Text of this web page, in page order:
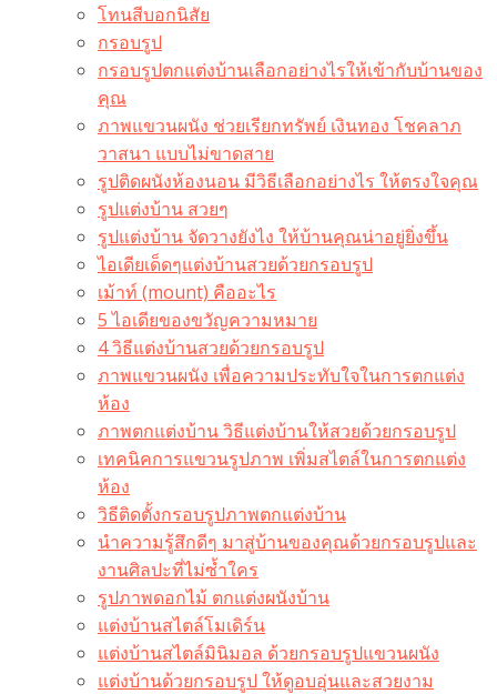
โทนสีบอกนิสัย
กรอบรูป
กรอบรูปตกแต่งบ้านเลือกอย่างไรให้เข้ากับบ้านของ
คุณ
ภาพแขวนผนัง ช่วยเรียกทรัพย์ เงินทอง โชคลาภ
วาสนา แบบไม่ขาดสาย
รูปติดผนังห้องนอน มีวิธีเลือกอย่างไร ให้ตรงใจคุณ
รูปแต่งบ้าน สวยๆ
รูปแต่งบ้าน จัดวางยังไง ให้บ้านคุณน่าอยู่ยิ่งขึ้น
ไอเดียเด็ดๆแต่งบ้านสวยด้วยกรอบรูป
เม้าท์ (mount) คืออะไร​
5 ไอเดียของขวัญความหมาย
4 วิธีแต่งบ้านสวยด้วยกรอบรูป
ภาพแขวนผนัง เพื่อความประทับใจในการตกแต่ง
ห้อง
ภาพตกแต่งบ้าน วิธีแต่งบ้านให้สวยด้วยกรอบรูป
เทคนิคการแขวนรูปภาพ เพิ่มสไตล์ในการตกแต่ง
ห้อง
วิธีติดตั้งกรอบรูปภาพตกแต่งบ้าน
นำความรู้สึกดีๆ มาสู่บ้านของคุณด้วยกรอบรูปและ
งานศิลปะที่ไม่ซ้ำใคร
รูปภาพดอกไม้ ตกแต่งผนังบ้าน
แต่งบ้านสไตล์โมเดิร์น
แต่งบ้านสไตล์มินิมอล ด้วยกรอบรูปแขวนผนัง
แต่งบ้านด้วยกรอบรูป ให้ดูอบอุ่นและสวยงาม